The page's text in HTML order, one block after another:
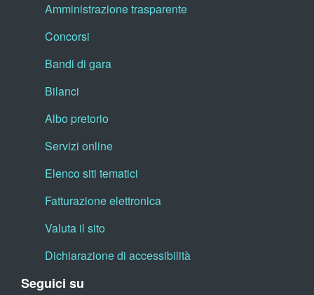
Amministrazione trasparente
Concorsi
Bandi di gara
Bilanci
Albo pretorio
Servizi online
Elenco siti tematici
Fatturazione elettronica
Valuta il sito
Dichiarazione di accessibilità
Seguici su